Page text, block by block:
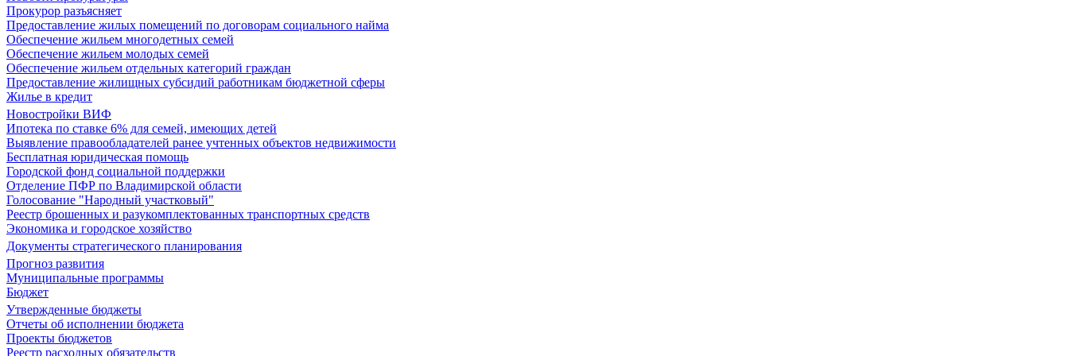
Прокурор разъясняет
Предоставление жилых помещений по договорам социального найма
Обеспечение жильем многодетных семей
Обеспечение жильем молодых семей
Обеспечение жильем отдельных категорий граждан
Предоставление жилищных субсидий работникам бюджетной сферы
Жилье в кредит
Новостройки ВИФ
Ипотека по ставке 6% для семей, имеющих детей
Выявление правообладателей ранее учтенных объектов недвижимости
Бесплатная юридическая помощь
Городской фонд социальной поддержки
Отделение ПФР по Владимирской области
Голосование "Народный участковый"
Реестр брошенных и разукомплектованных транспортных средств
Экономика и городское хозяйство
Документы стратегического планирования
Прогноз развития
Муниципальные программы
Бюджет
Утвержденные бюджеты
Отчеты об исполнении бюджета
Проекты бюджетов
Реестр расходных обязательств